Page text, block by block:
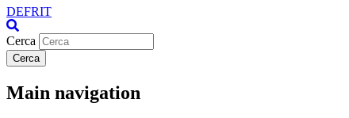
DEFRIT
Cerca
Cerca
Main navigation